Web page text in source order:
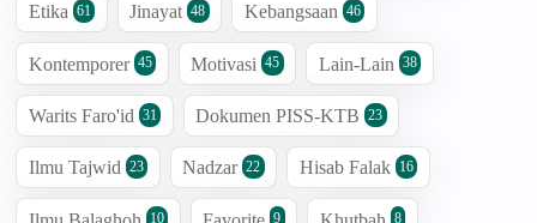
Etika 61 Jinayat 48 Kebangsaan 46
Kontemporer 45 Motivasi 45 Lain-Lain 38
Warits Faro'id 31 Dokumen PISS-KTB 23
Ilmu Tajwid 23 Nadzar 22 Hisab Falak 16
10 9 8